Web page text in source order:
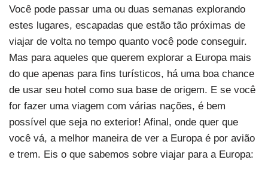
Você pode passar uma ou duas semanas explorando
estes lugares, escapadas que estão tão próximas de
viajar de volta no tempo quanto você pode conseguir.
Mas para aqueles que querem explorar a Europa mais
do que apenas para fins turísticos, há uma boa chance
de usar seu hotel como sua base de origem. E se você
for fazer uma viagem com várias nações, é bem
possível que seja no exterior! Afinal, onde quer que
você vá, a melhor maneira de ver a Europa é por avião
e trem. Eis o que sabemos sobre viajar para a Europa: